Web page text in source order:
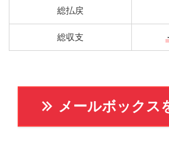
総払戻
総収支
メールボックス